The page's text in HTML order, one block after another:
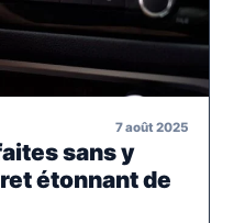
7 août 2025
sans y
étonnant de